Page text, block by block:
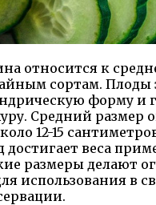
относится к
сортам. Плоды
форму и
Средний размер
12-15
веса
размеры делают
использования в